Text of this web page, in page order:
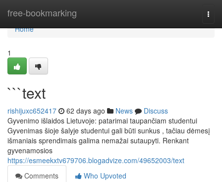
free-bookmarking
Home
Home
1
```text
rishijuxc652417 62 days ago News
Discuss
Gyvenimo išlaidos Lietuvoje: patarimai taupančiam studentui
Gyvenimas šioje šalyje studentui gali būti sunkus , tačiau dėmesį
išmaniais sprendimais galima nemažai sutaupyti. Renkant
gyvenamosios
https://esmeekxtv679706.blogadvize.com/49652003/text
Comments
Who Upvoted